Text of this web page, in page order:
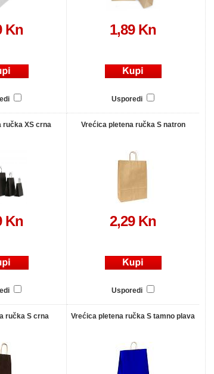
Kn 1,89 Kn
Usporedi
ručka XS crna
Kn
Vrećica pletena ručka S natron
2,29 Kn
Usporedi
ručka S crna Vrećica pletena ručka S tamno plava